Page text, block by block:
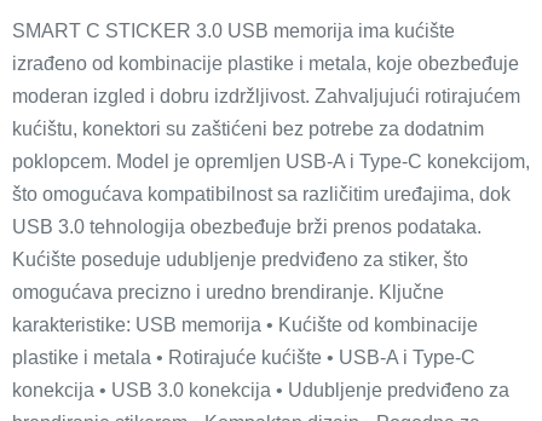
SMART C STICKER 3.0 USB memorija ima kućište
izrađeno od kombinacije plastike i metala, koje obezbeđuje
moderan izgled i dobru izdržljivost. Zahvaljujući rotirajućem
kućištu, konektori su zaštićeni bez potrebe za dodatnim
poklopcem. Model je opremljen USB-A i Type-C konekcijom,
što omogućava kompatibilnost sa različitim uređajima, dok
USB 3.0 tehnologija obezbeđuje brži prenos podataka.
Kućište poseduje udubljenje predviđeno za stiker, što
omogućava precizno i uredno brendiranje. Ključne
karakteristike: USB memorija • Kućište od kombinacije
plastike i metala • Rotirajuće kućište • USB-A i Type-C
konekcija • USB 3.0 konekcija • Udubljenje predviđeno za